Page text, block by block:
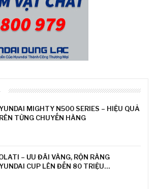
MIGHTY N500 SERIES – HIỆU QUẢ
TỪNG CHUYẾN HÀNG
– ƯU ĐÃI VÀNG, RỘN RÀNG
CUP LÊN ĐẾN 80 TRIỆU…